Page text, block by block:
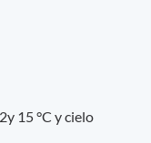
15 °C y cielo